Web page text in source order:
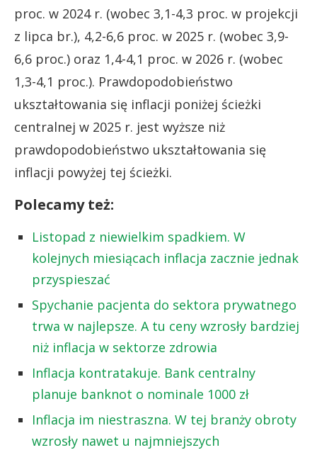
proc. w 2024 r. (wobec 3,1-4,3 proc. w projekcji
z lipca br.), 4,2-6,6 proc. w 2025 r. (wobec 3,9-
6,6 proc.) oraz 1,4-4,1 proc. w 2026 r. (wobec
1,3-4,1 proc.). Prawdopodobieństwo
ukształtowania się inflacji poniżej ścieżki
centralnej w 2025 r. jest wyższe niż
prawdopodobieństwo ukształtowania się
inflacji powyżej tej ścieżki.
Polecamy też:
Listopad z niewielkim spadkiem. W
kolejnych miesiącach inflacja zacznie jednak
przyspieszać
Spychanie pacjenta do sektora prywatnego
trwa w najlepsze. A tu ceny wzrosły bardziej
niż inflacja w sektorze zdrowia
Inflacja kontratakuje. Bank centralny
planuje banknot o nominale 1000 zł
Inflacja im niestraszna. W tej branży obroty
wzrosły nawet u najmniejszych